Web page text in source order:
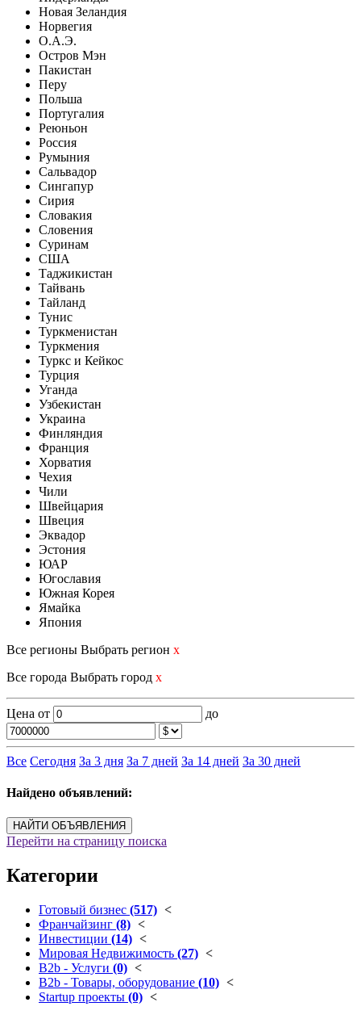
Новая Зеландия
Норвегия
О.А.Э.
Остров Мэн
Пакистан
Перу
Польша
Португалия
Реюньон
Россия
Румыния
Сальвадор
Сингапур
Сирия
Словакия
Словения
Суринам
США
Таджикистан
Тайвань
Тайланд
Тунис
Туркменистан
Туркмения
Туркс и Кейкос
Турция
Уганда
Узбекистан
Украина
Финляндия
Франция
Хорватия
Чехия
Чили
Швейцария
Швеция
Эквадор
Эстония
ЮАР
Югославия
Южная Корея
Ямайка
Япония
Все регионы Выбрать регион x
Все города Выбрать город x
Цена от до
Все Сегодня За 3 дня За 7 дней За 14 дней За 30 дней
Найдено объявлений:
НАЙТИ ОБЪЯВЛЕНИЯ
Перейти на страницу поиска
Категории
Готовый бизнес (517) <
Франчайзинг (8) <
Инвестиции (14) <
Мировая Недвижимость (27) <
B2b - Услуги (0) <
B2b - Товары, оборудование (10) <
Startup проекты (0) <